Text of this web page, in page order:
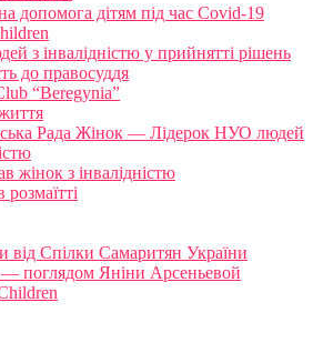
допомога дітям під час Covid-19
з інвалідністю у прийнятті рішень
до правосуддя
“Beregynia”
Рада Жінок — Лідерок НУО людей
жінок з інвалідністю
від Спілки Самаритян України
поглядом Яніни Арсеньевой